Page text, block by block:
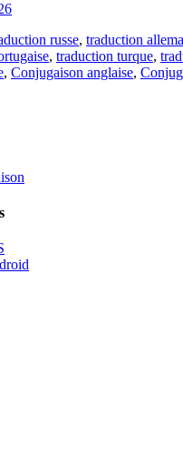
russe, traduction
, traduction turque,
, Conjugaison anglaise,